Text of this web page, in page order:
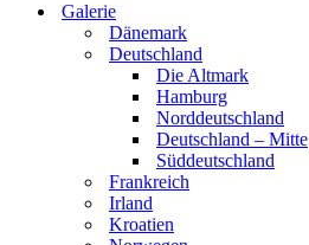
Galerie
Dänemark
Deutschland
Die Altmark
Hamburg
Norddeutschland
Deutschland – Mitte
Süddeutschland
Frankreich
Irland
Kroatien